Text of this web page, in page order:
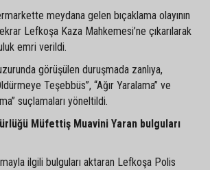
meydana gelen bıçaklama olayının
Lefkoşa Kaza Mahkemesi’ne çıkarılarak
emri verildi.
görüşülen duruşmada zanlıya,
Teşebbüs”, “Ağır Yaralama” ve
suçlamaları yöneltildi.
Müfettiş Muavini Yaran bulguları
ilgili bulguları aktaran Lefkoşa Polis